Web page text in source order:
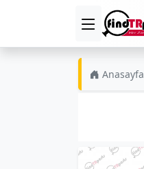
Anasayfa